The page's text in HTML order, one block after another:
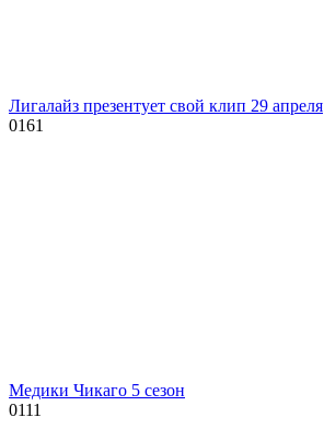
Лигалайз презентует свой клип 29 апреля
0161
Медики Чикаго 5 сезон
0111